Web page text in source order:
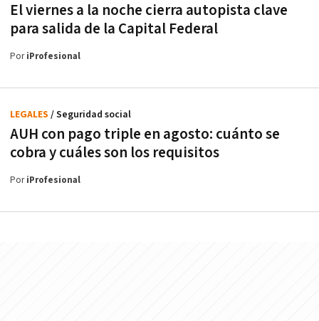
El viernes a la noche cierra autopista clave
para salida de la Capital Federal
PoriProfesional
AUH con pago triple en agosto: cuánto se
cobra y cuáles son los requisitos
LEGALES / Seguridad social
PoriProfesional